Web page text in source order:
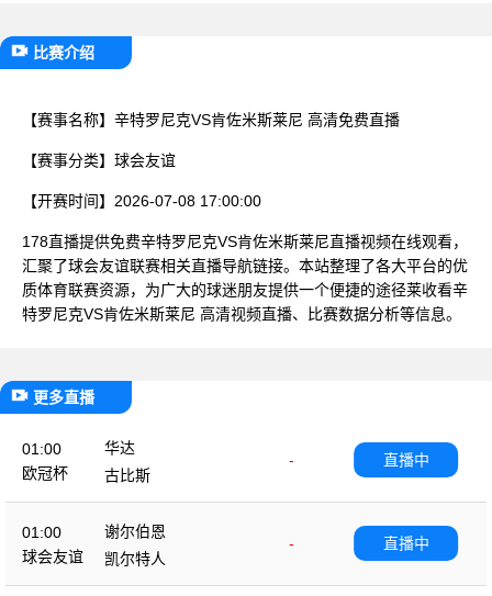
比赛介绍
【赛事名称】 辛特罗尼克VS肯佐米斯莱尼 高清免费直播
【赛事分类】 球会友谊
【开赛时间】 2026-07-08 17:00:00
178直播提供免费辛特罗尼克VS肯佐米斯莱尼直播视频在线观看，
汇聚了球会友谊联赛相关直播导航链接。本站整理了各大平台的优
质体育联赛资源，为广大的球迷朋友提供一个便捷的途径莱收看辛
特罗尼克VS肯佐米斯莱尼 高清视频直播、比赛数据分析等信息。
更多直播
01:00
欧冠杯
华达
-
古比斯
直播中
01:00
球会友谊
谢尔伯恩
-
凯尔特人
直播中